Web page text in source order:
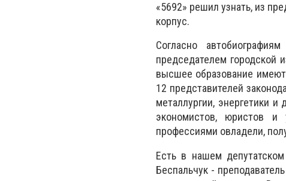
«5692» решил узнать, из
корпус.
Согласно
председателем городской
высшее образование
12 представителей
металлургии, энергетики
экономистов, юристов и
профессиями овладели,
Есть в нашем
Беспальчук -